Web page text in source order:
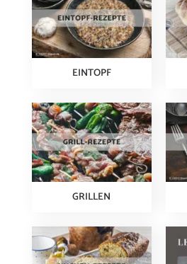
EINTOPF
GRILLEN